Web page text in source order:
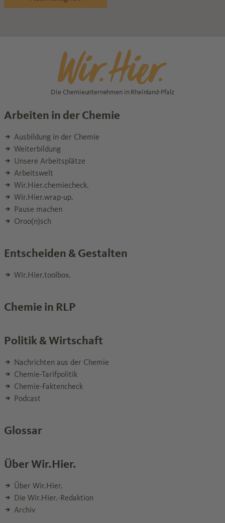
Die Chemieunternehmen in Rheinland-Pfalz
Arbeiten in der Chemie
Ausbildung in der Chemie
Weiterbildung
Unsere Arbeitsplätze
Arbeitswelt
Wir.Hier.chemiecheck.
Wir.Hier.wrap-up.
Pause machen
Oroo(n)sch
Entscheiden & Gestalten
Wir.Hier.toolbox.
Chemie in RLP
Politik & Wirtschaft
Nachrichten aus der Chemie
Chemie-Tarifpolitik
Chemie-Faktencheck
Podcast
Glossar
Über Wir.Hier.
Über Wir.Hier.
Die Wir.Hier.-Redaktion
Archiv